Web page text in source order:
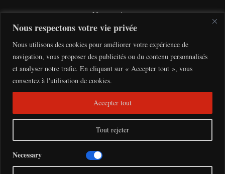
Nous respectons votre vie privée
Nous utilisons des cookies pour améliorer votre expérience de
navigation, vous proposer des publicités ou du contenu personnalisés
et analyser notre trafic. En cliquant sur « Accepter tout », vous
consentez à l'utilisation de cookies.
Tout rejeter
Accepter tout
Necessary
Nos services
Nos éditions
Aide
Politique de confidentialité
Copyright © 2026 Mélanine | créé par